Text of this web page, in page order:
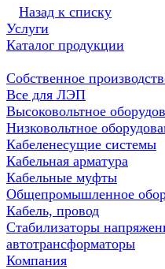
Назад к списку
Услуги
Каталог продукции
Собственное
Все для ЛЭП
Высоковольтное
Низковольтное
Кабеленесущие системы
Кабельная арматура
Кабельные муфты
Общепромышленное
Кабель, провод
Стабилизаторы
автотрансформаторы
Компания